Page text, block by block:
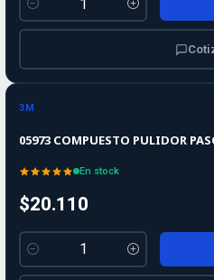
Cantidad
3M
05973 COMPUESTO PULIDOR
En stock
$20.110
Cantidad